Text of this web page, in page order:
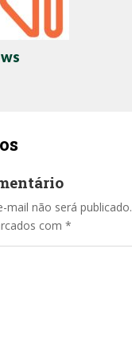
mail não será publicado.
com *